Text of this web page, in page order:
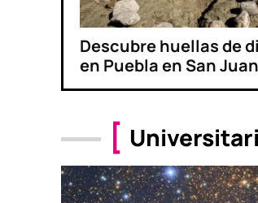
Descubre huellas de
en Puebla en San